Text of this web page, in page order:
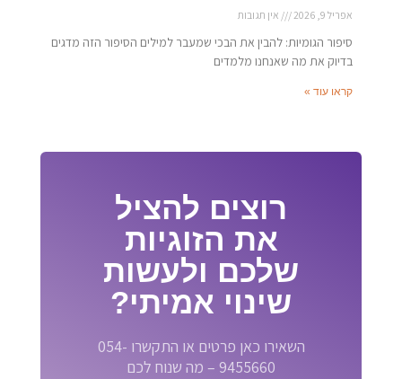
אפריל 9, 2026 אין תגובות
סיפור הגומיות: להבין את הבכי שמעבר למילים הסיפור הזה מדגים
בדיוק את מה שאנחנו מלמדים
קראו עוד »
רוצים להציל
את הזוגיות
שלכם ולעשות
שינוי אמיתי?
השאירו כאן פרטים או התקשרו 054-
9455660 – מה שנוח לכם